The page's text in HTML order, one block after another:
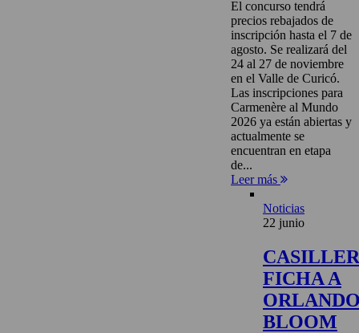
El concurso tendrá
precios rebajados de
inscripción hasta el 7 de
agosto. Se realizará del
24 al 27 de noviembre
en el Valle de Curicó.
Las inscripciones para
Carmenère al Mundo
2026 ya están abiertas y
actualmente se
encuentran en etapa
de...
Leer más
Noticias
22 junio
FICHA A
BLOOM